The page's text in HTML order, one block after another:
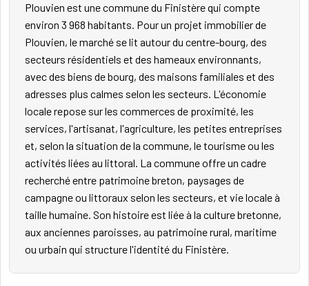
Plouvien est une commune du Finistère qui compte
environ 3 968 habitants. Pour un projet immobilier de
Plouvien, le marché se lit autour du centre-bourg, des
secteurs résidentiels et des hameaux environnants,
avec des biens de bourg, des maisons familiales et des
adresses plus calmes selon les secteurs. L'économie
locale repose sur les commerces de proximité, les
services, l'artisanat, l'agriculture, les petites entreprises
et, selon la situation de la commune, le tourisme ou les
activités liées au littoral. La commune offre un cadre
recherché entre patrimoine breton, paysages de
campagne ou littoraux selon les secteurs, et vie locale à
taille humaine. Son histoire est liée à la culture bretonne,
aux anciennes paroisses, au patrimoine rural, maritime
ou urbain qui structure l'identité du Finistère.